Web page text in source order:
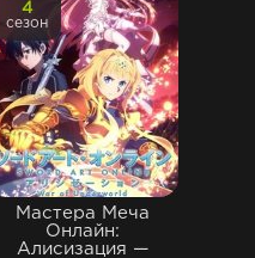
Мастера Меча
Онлайн:
Алисизация —
4
сезон